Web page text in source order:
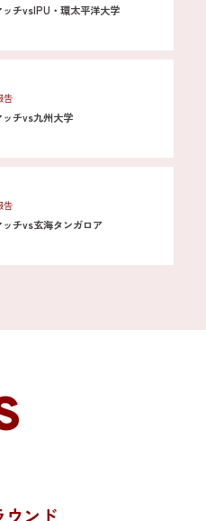
ッチvsIPU・環太平洋大学
告
チvs九州大学
告
チvs玄海タンガロア
ウンド